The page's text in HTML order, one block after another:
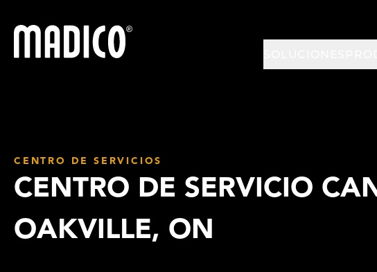
Madico
CENTRO DE SERVICIOS
CENTRO DE SERVICIO
OAKVILLE, ON